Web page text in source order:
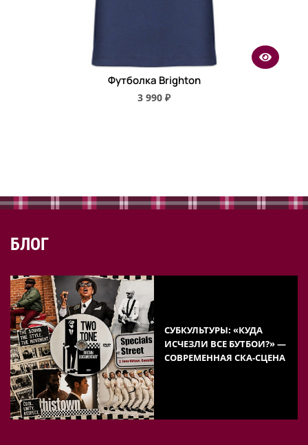
Футболка Brighton
3 990 ₽
БЛОГ
СУБКУЛЬТУРЫ: «КУДА
ИСЧЕЗЛИ ВСЕ БУТБОИ?» —
СОВРЕМЕННАЯ СКА-СЦЕНА